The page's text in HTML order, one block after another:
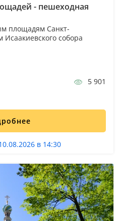
- пешеходная
площадям Санкт-
собора
5 901
в 14:30